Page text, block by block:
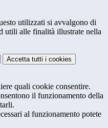
utilizzati si avvalgono di
utili alle finalità illustrate nella
Accetta tutti i cookies
quali cookie consentire.
il funzionamento della
al funzionamento potete